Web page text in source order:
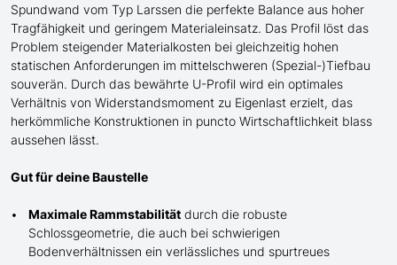
Spundwand vom Typ Larssen die perfekte Balance aus hoher
Tragfähigkeit und geringem Materialeinsatz. Das Profil löst das
Problem steigender Materialkosten bei gleichzeitig hohen
statischen Anforderungen im mittelschweren (Spezial-)Tiefbau
souverän. Durch das bewährte U-Profil wird ein optimales
Verhältnis von Widerstandsmoment zu Eigenlast erzielt, das
herkömmliche Konstruktionen in puncto Wirtschaftlichkeit blass
aussehen lässt.
Gut für deine Baustelle
Maximale Rammstabilität durch die robuste
Schlossgeometrie, die auch bei schwierigen
Bodenverhältnissen ein verlässliches und spurtreues